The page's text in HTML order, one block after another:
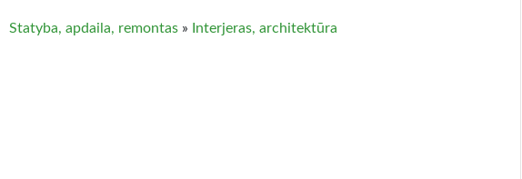
Statyba, apdaila, remontas» Interjeras, architektūra